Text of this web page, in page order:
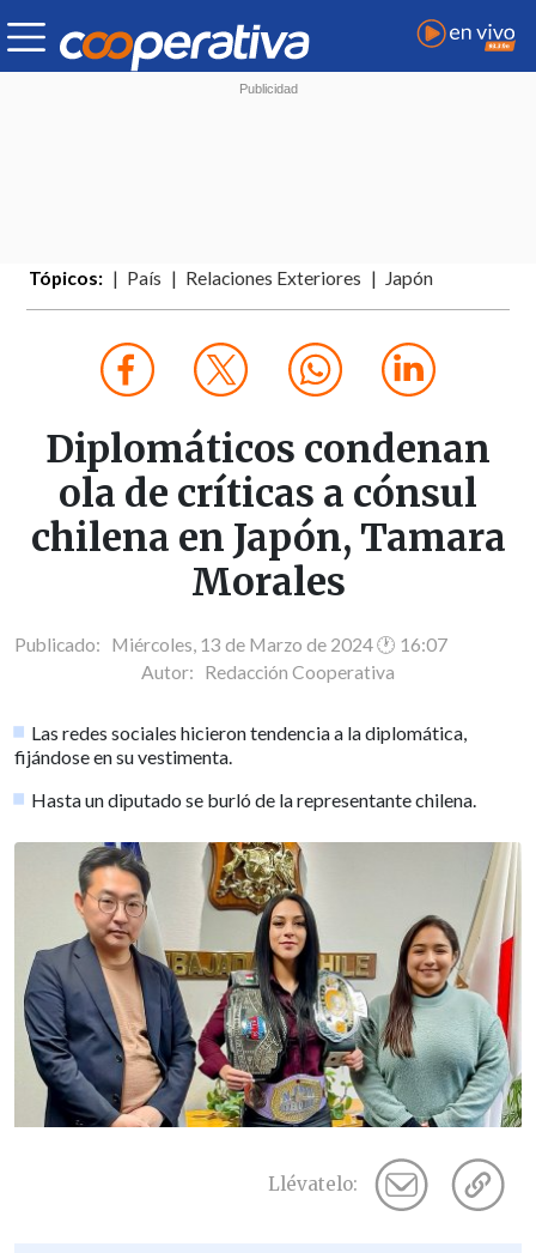
Tópicos: País Relaciones Exteriores Japón
Diplomáticos condenan
ola de críticas a cónsul
chilena en Japón, Tamara
Morales
Publicado: Miércoles, 13 de Marzo de 2024 🕐 16:07
Autor: Redacción Cooperativa
Las redes sociales hicieron tendencia a la diplomática,
fijándose en su vestimenta.
Hasta un diputado se burló de la representante chilena.
Llévatelo: